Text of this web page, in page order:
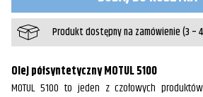
50
4T
4LProdukt dostępny na zamówienie (3 –
Olej półsyntetyczny MOTUL 5100
MOTUL 5100 to jeden z czołowych